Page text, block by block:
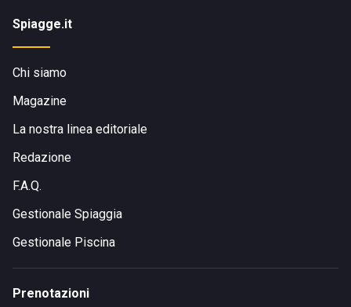
Spiagge.it
Chi siamo
Magazine
La nostra linea editoriale
Redazione
F.A.Q.
Gestionale Spiaggia
Gestionale Piscina
Prenotazioni